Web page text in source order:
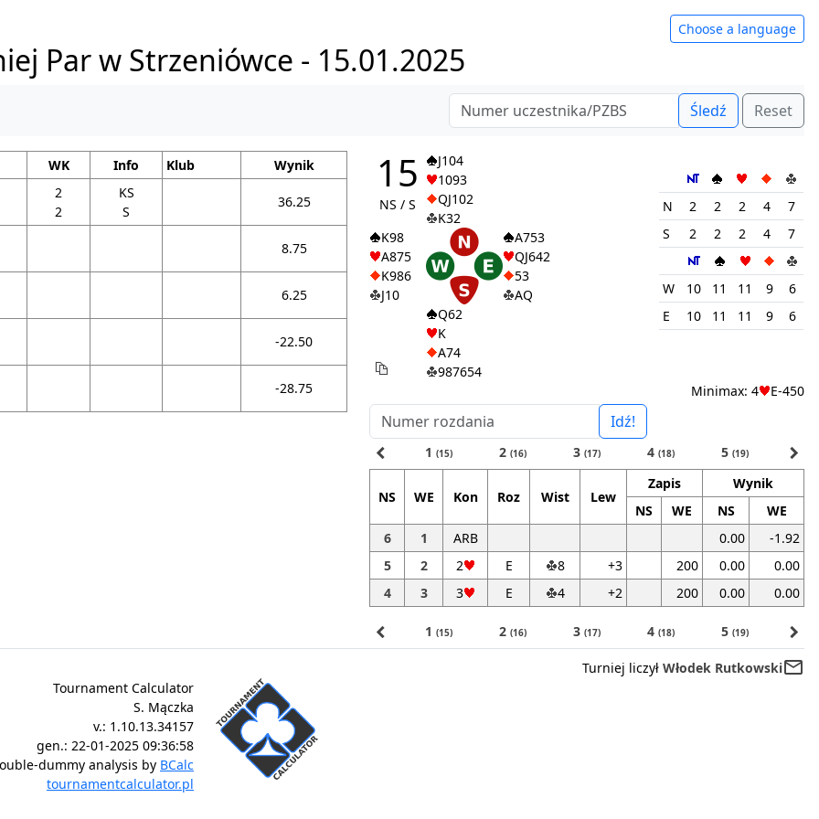
Choose a language
Par w Strzeniówce - 15.01.2025
Śledź Reset
WK Info Klub
Wynik
2
2
KS
S
36.25
8.75
6.25
-22.50
-28.75
15
NS / S
K98
A875
K986
J10
J104
1093
QJ102
K32
A753
QJ642
53
AQ
Q62
K
A74
987654
N 2 2 2 4
7
S
2 2 2 4 7
W 10 11 11 9
6
E
10 11 11 9 6
Minimax: 4 E-450
Idź!
navigate_before 1 (15) 2 (16) 3 (17) 4 (18) 5 (19) navigate_next
NS WE Kon Roz Wist Lew
Zapis
Wynik
NS
WE NS
WE
6
1 ARB 0.00
-1.92
5
2 2 E 8 +3 200 0.00
0.00
4
3 3 E 4 +2 200 0.00 0.00
navigate_before 1 (15) 2 (16) 3 (17) 4 (18) 5 (19) navigate_next
Turniej liczył Włodek Rutkowskimail_outline
Tournament Calculator
S. Mączka
v.: 1.10.13.34157
gen.: 22-01-2025 09:36:58
dummy analysis by BCalc
tournamentcalculator.pl